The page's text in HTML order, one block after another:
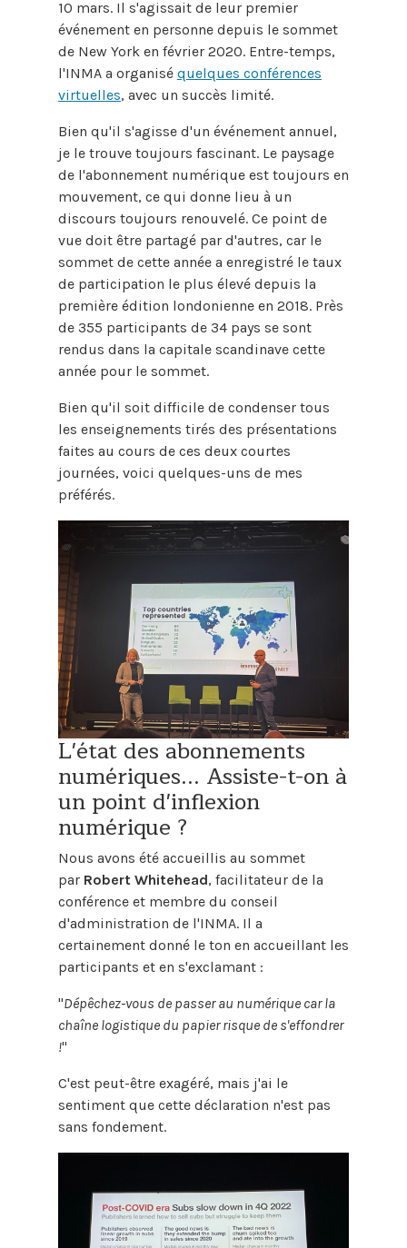
10 mars. Il s'agissait de leur premier
événement en personne depuis le sommet
de New York en février 2020. Entre-temps,
l'INMA a organisé quelques conférences
virtuelles, avec un succès limité.
Bien qu'il s'agisse d'un événement annuel,
je le trouve toujours fascinant. Le paysage
de l'abonnement numérique est toujours en
mouvement, ce qui donne lieu à un
discours toujours renouvelé. Ce point de
vue doit être partagé par d'autres, car le
sommet de cette année a enregistré le taux
de participation le plus élevé depuis la
première édition londonienne en 2018. Près
de 355 participants de 34 pays se sont
rendus dans la capitale scandinave cette
année pour le sommet.
Bien qu'il soit difficile de condenser tous
les enseignements tirés des présentations
faites au cours de ces deux courtes
journées, voici quelques-uns de mes
préférés.
L'état des abonnements
numériques... Assiste-t-on à
un point d'inflexion
numérique ?
Nous avons été accueillis au sommet
par Robert Whitehead, facilitateur de la
conférence et membre du conseil
d'administration de l'INMA. Il a
certainement donné le ton en accueillant les
participants et en s'exclamant :
"Dépêchez-vous de passer au numérique car la
chaîne logistique du papier risque de s'effondrer
!"
C'est peut-être exagéré, mais j'ai le
sentiment que cette déclaration n'est pas
sans fondement.